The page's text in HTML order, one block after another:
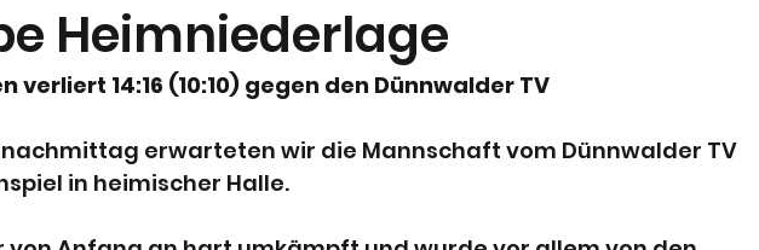
Heimniederlage
verliert 14:16 (10:10) gegen den Dünnwalder TV
erwarteten wir die Mannschaft vom Dünnwalder TV
in heimischer Halle.